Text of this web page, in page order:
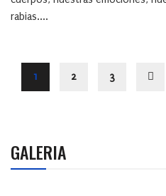
rabias....
1 2 3
GALERIA